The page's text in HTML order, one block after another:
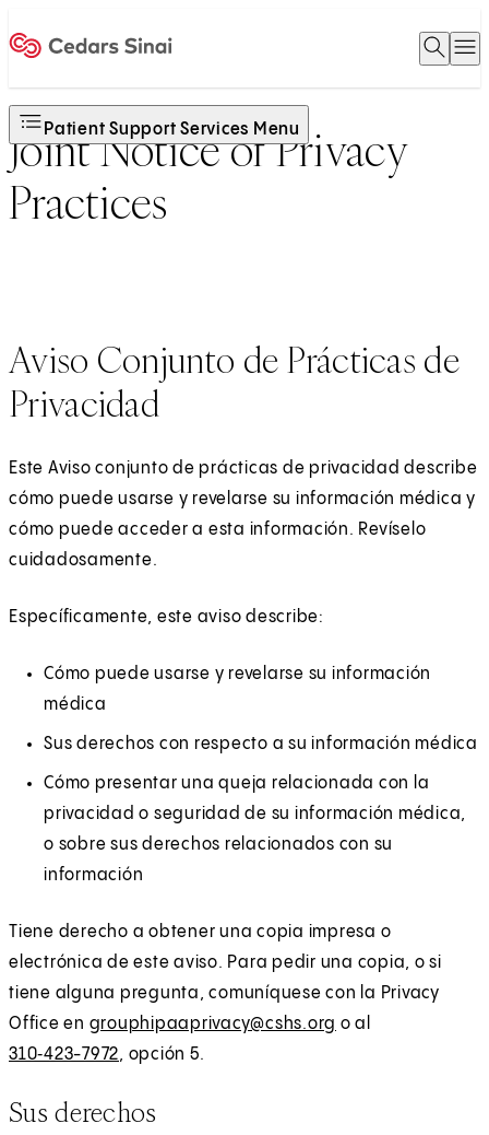
Open
Patient Support Services Menu
Joint Notice of Privacy
Practices
Aviso Conjunto de Prácticas de
Privacidad
Este Aviso conjunto de prácticas de privacidad describe
cómo puede usarse y revelarse su información médica y
cómo puede acceder a esta información. Revíselo
cuidadosamente.
Específicamente, este aviso describe:
Cómo puede usarse y revelarse su información
médica
Sus derechos con respecto a su información médica
Cómo presentar una queja relacionada con la
privacidad o seguridad de su información médica,
o sobre sus derechos relacionados con su
información
Tiene derecho a obtener una copia impresa o
electrónica de este aviso. Para pedir una copia, o si
tiene alguna pregunta, comuníquese con la Privacy
Office en grouphipaaprivacy@cshs.org o al
310‑423-7972, opción 5.
Sus derechos